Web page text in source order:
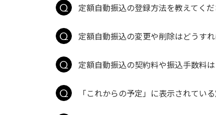
定額自動振込の登録方法を教えてく
定額自動振込の変更や削除はどうす
定額自動振込の契約料や振込手数料
「これからの予定」に表示されてい